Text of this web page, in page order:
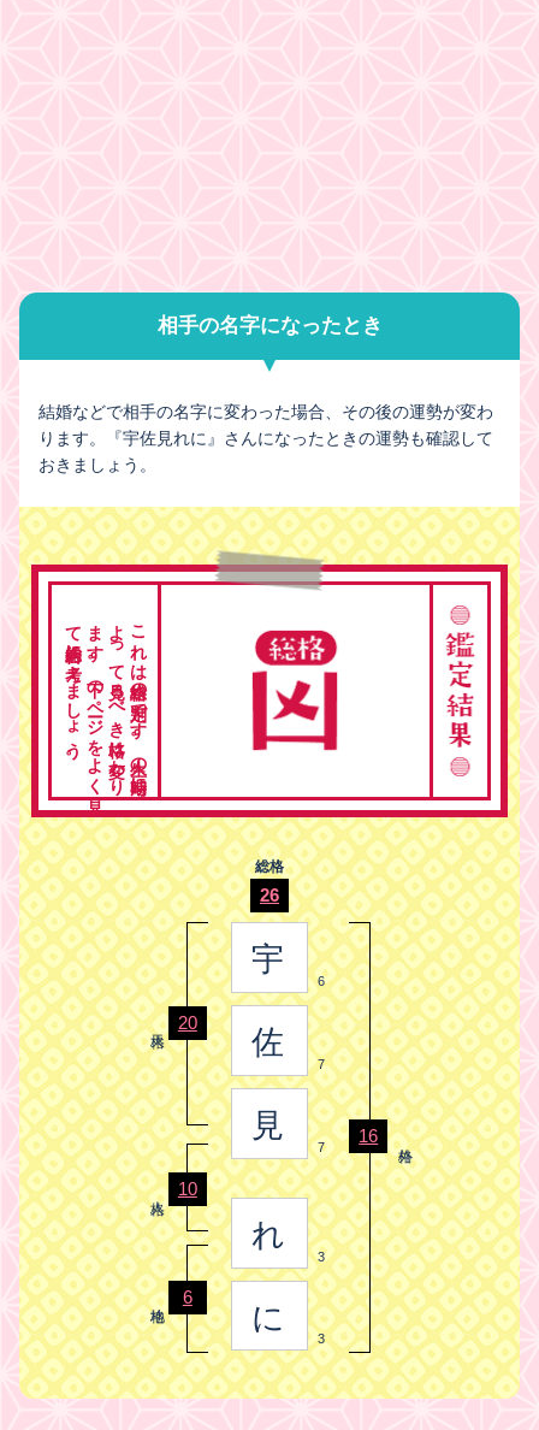
相手の名字になったとき
結婚などで相手の名字に変わった場合、その後の運勢が変わ
ります。『宇佐見れに』さんになったときの運勢も確認して
おきましょう。
こ
れ
は
総格の
判定で
す
。
人生の
時期に
よ
っ
て
見る
べ
き
格は
変わ
り
ま
す
。
下の
ペ
ージ
を
よ
く
見
て
総合的に
考え
ま
し
ょ
う
。
総格
26
宇
6
佐
7
見
7
20
10
れ
3
に
3
6
16